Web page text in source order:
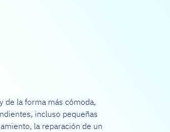
de la forma más cómoda,
incluso pequeñas
la reparación de un